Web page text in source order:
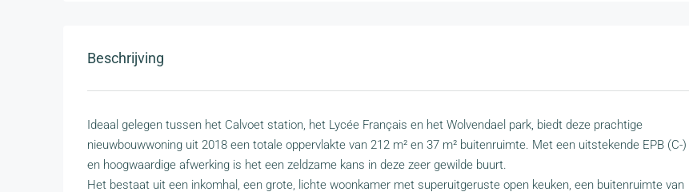
Beschrijving
Ideaal gelegen tussen het Calvoet station, het Lycée Français en het Wolvendael park, biedt deze prachtige
nieuwbouwwoning uit 2018 een totale oppervlakte van 212 m² en 37 m² buitenruimte. Met een uitstekende EPB (C-)
en hoogwaardige afwerking is het een zeldzame kans in deze zeer gewilde buurt.
Het bestaat uit een inkomhal, een grote, lichte woonkamer met superuitgeruste open keuken, een buitenruimte van